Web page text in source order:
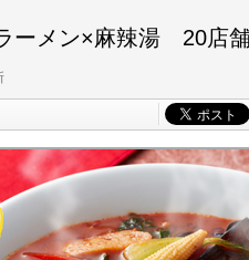
ーメン×麻辣湯 20店